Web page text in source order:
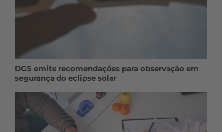
DGS emite recomendações para observação em
segurança do eclipse solar